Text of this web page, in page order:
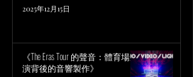
2025年12月15日
《The Eras Tour 的聲音：體育場巡
演背後的音響製作》